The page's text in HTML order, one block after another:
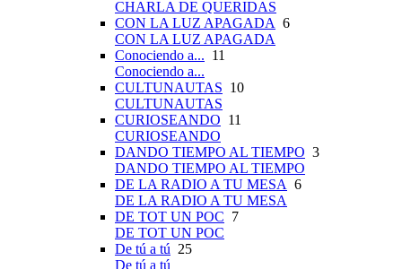
CHARLA DE QUERIDAS
CON LA LUZ APAGADA 6
CON LA LUZ APAGADA
Conociendo a... 11
Conociendo a...
CULTUNAUTAS 10
CULTUNAUTAS
CURIOSEANDO 11
CURIOSEANDO
DANDO TIEMPO AL TIEMPO 3
DANDO TIEMPO AL TIEMPO
DE LA RADIO A TU MESA 6
DE LA RADIO A TU MESA
DE TOT UN POC 7
DE TOT UN POC
De tú a tú 25
De tú a tú